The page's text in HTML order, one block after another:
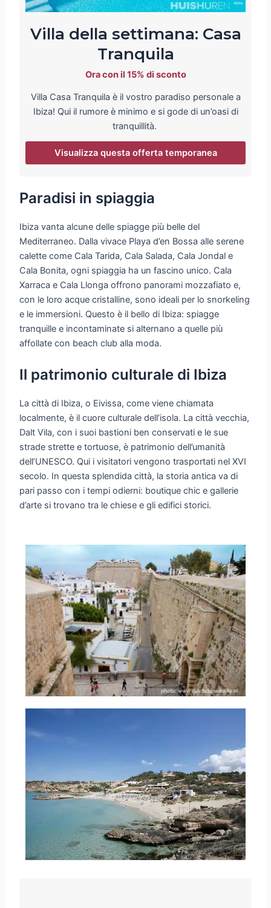
Villa della settimana: Casa
Tranquila
Ora con il 15% di sconto
Villa Casa Tranquila è il vostro paradiso personale a
Ibiza! Qui il rumore è minimo e si gode di un’oasi di
tranquillità.
Visualizza questa offerta temporanea
Paradisi in spiaggia
Ibiza vanta alcune delle spiagge più belle del
Mediterraneo. Dalla vivace Playa d’en Bossa alle serene
calette come Cala Tarida, Cala Salada, Cala Jondal e
Cala Bonita, ogni spiaggia ha un fascino unico. Cala
Xarraca e Cala Llonga offrono panorami mozzafiato e,
con le loro acque cristalline, sono ideali per lo snorkeling
e le immersioni. Questo è il bello di Ibiza: spiagge
tranquille e incontaminate si alternano a quelle più
affollate con beach club alla moda.
Il patrimonio culturale di Ibiza
La città di Ibiza, o Eivissa, come viene chiamata
localmente, è il cuore culturale dell’isola. La città vecchia,
Dalt Vila, con i suoi bastioni ben conservati e le sue
strade strette e tortuose, è patrimonio dell’umanità
dell’UNESCO. Qui i visitatori vengono trasportati nel XVI
secolo. In questa splendida città, la storia antica va di
pari passo con i tempi odierni: boutique chic e gallerie
d’arte si trovano tra le chiese e gli edifici storici.